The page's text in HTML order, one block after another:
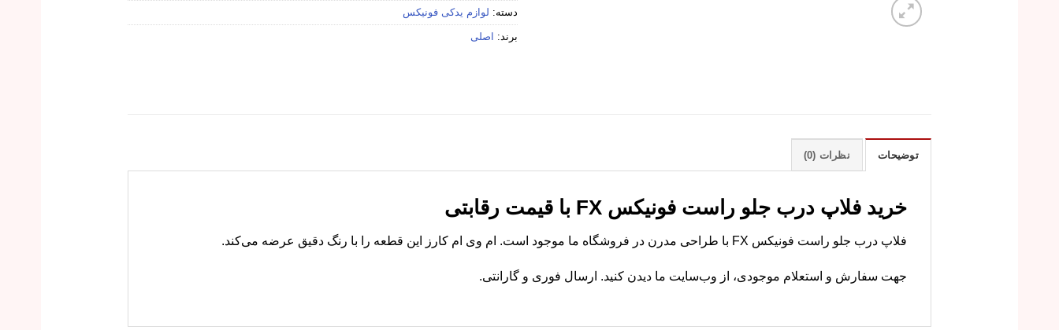
دسته: لوازم یدکی فونیکس
برند: اصلی
توضیحات نظرات (0)
خرید فلاپ درب جلو راست فونیکس FX با قیمت رقابتی
فلاپ درب جلو راست فونیکس FX با طراحی مدرن در فروشگاه ما موجود است. ام وی ام کارز این قطعه را با رنگ دقیق عرضه می‌کند.
جهت سفارش و استعلام موجودی، از وب‌سایت ما دیدن کنید. ارسال فوری و گارانتی.